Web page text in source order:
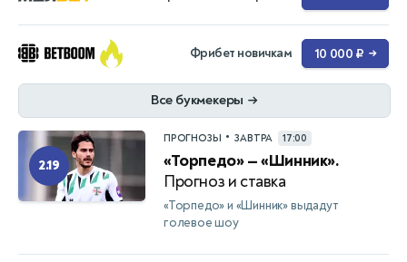
Фрибет новичкам 10 000 ₽ →
Все букмекеры →
2.19
ПРОГНОЗЫ • ЗАВТРА 17:00
«Торпедо» — «Шинник».
Прогноз и ставка
«Торпедо» и «Шинник» выдадут
голевое шоу